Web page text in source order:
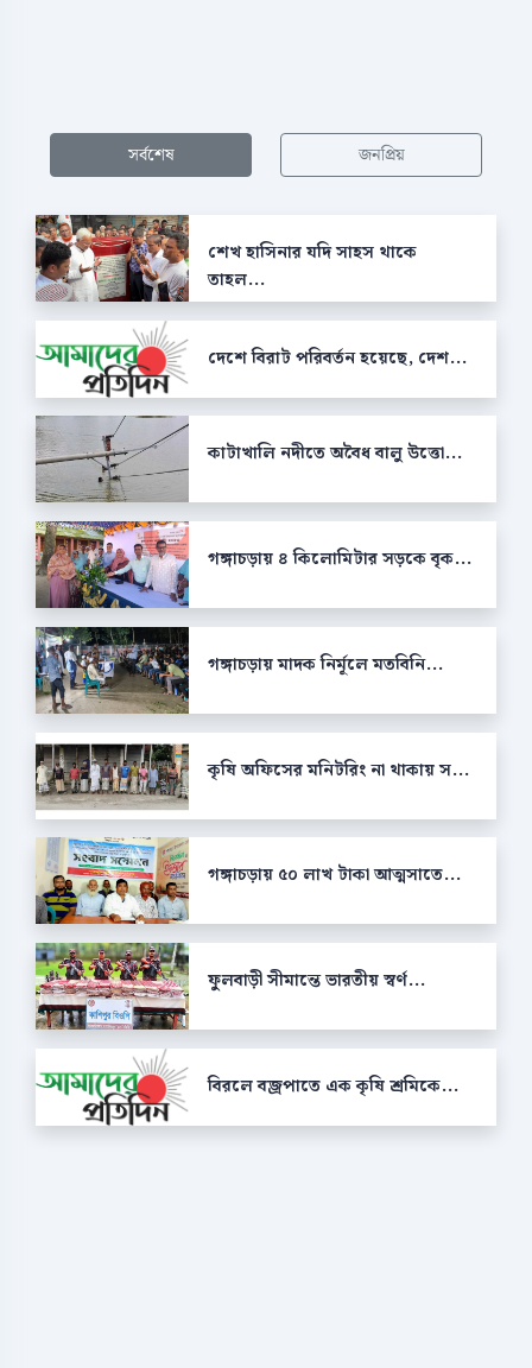
সর্বশেষ জনপ্রিয়
শেখ হাসিনার যদি সাহস থাকে
তাহল...
দেশে বিরাট পরিবর্তন হয়েছে, দেশ...
কাটাখালি নদীতে অবৈধ বালু উত্তো...
গঙ্গাচড়ায় ৪ কিলোমিটার সড়কে বৃক...
গঙ্গাচড়ায় মাদক নির্মূলে মতবিনি...
কৃষি অফিসের মনিটরিং না থাকায় স...
গঙ্গাচড়ায় ৫০ লাখ টাকা আত্মসাতে...
ফুলবাড়ী সীমান্তে ভারতীয় স্বর্ণ...
বিরলে বজ্রপাতে এক কৃষি শ্রমিকে...